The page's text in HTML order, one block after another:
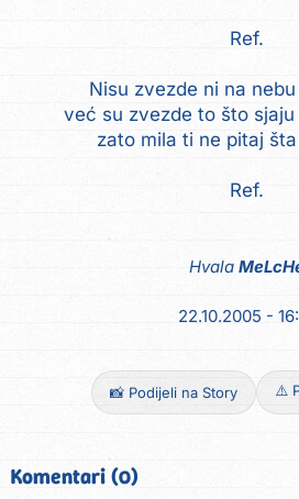
Ref.
Nisu zvezde ni na
već su zvezde to što
zato mila ti ne pitaj
Ref.
Hvala
22.10.2005 -
📸 Podijeli na Story ⚠️
Komentari (0)